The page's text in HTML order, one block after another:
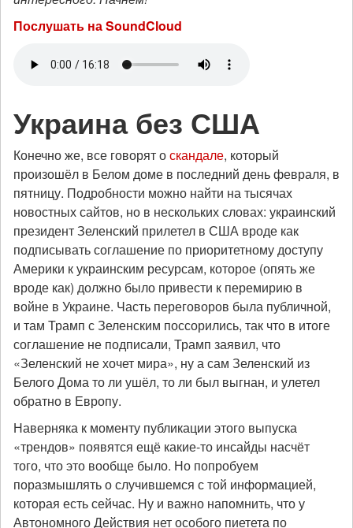
Послушать на SoundCloud
Украина без США
Конечно же, все говорят оскандале, который
произошёл в Белом доме в последний день февраля, в
пятницу. Подробности можно найти на тысячах
новостных сайтов, но в нескольких словах: украинский
президент Зеленский прилетел в США вроде как
подписывать соглашение по приоритетному доступу
Америки к украинским ресурсам, которое (опять же
вроде как) должно было привести к перемирию в
войне в Украине. Часть переговоров была публичной,
и там Трамп с Зеленским поссорились, так что в итоге
соглашение не подписали, Трамп заявил, что
«Зеленский не хочет мира», ну а сам Зеленский из
Белого Дома то ли ушёл, то ли был выгнан, и улетел
обратно в Европу.
Наверняка к моменту публикации этого выпуска
«трендов» появятся ещё какие-то инсайды насчёт
того, что это вообще было. Но попробуем
поразмышлять о случившемся с той информацией,
которая есть сейчас. Ну и важно напомнить, что у
Автономного Действия нет особого пиетета по